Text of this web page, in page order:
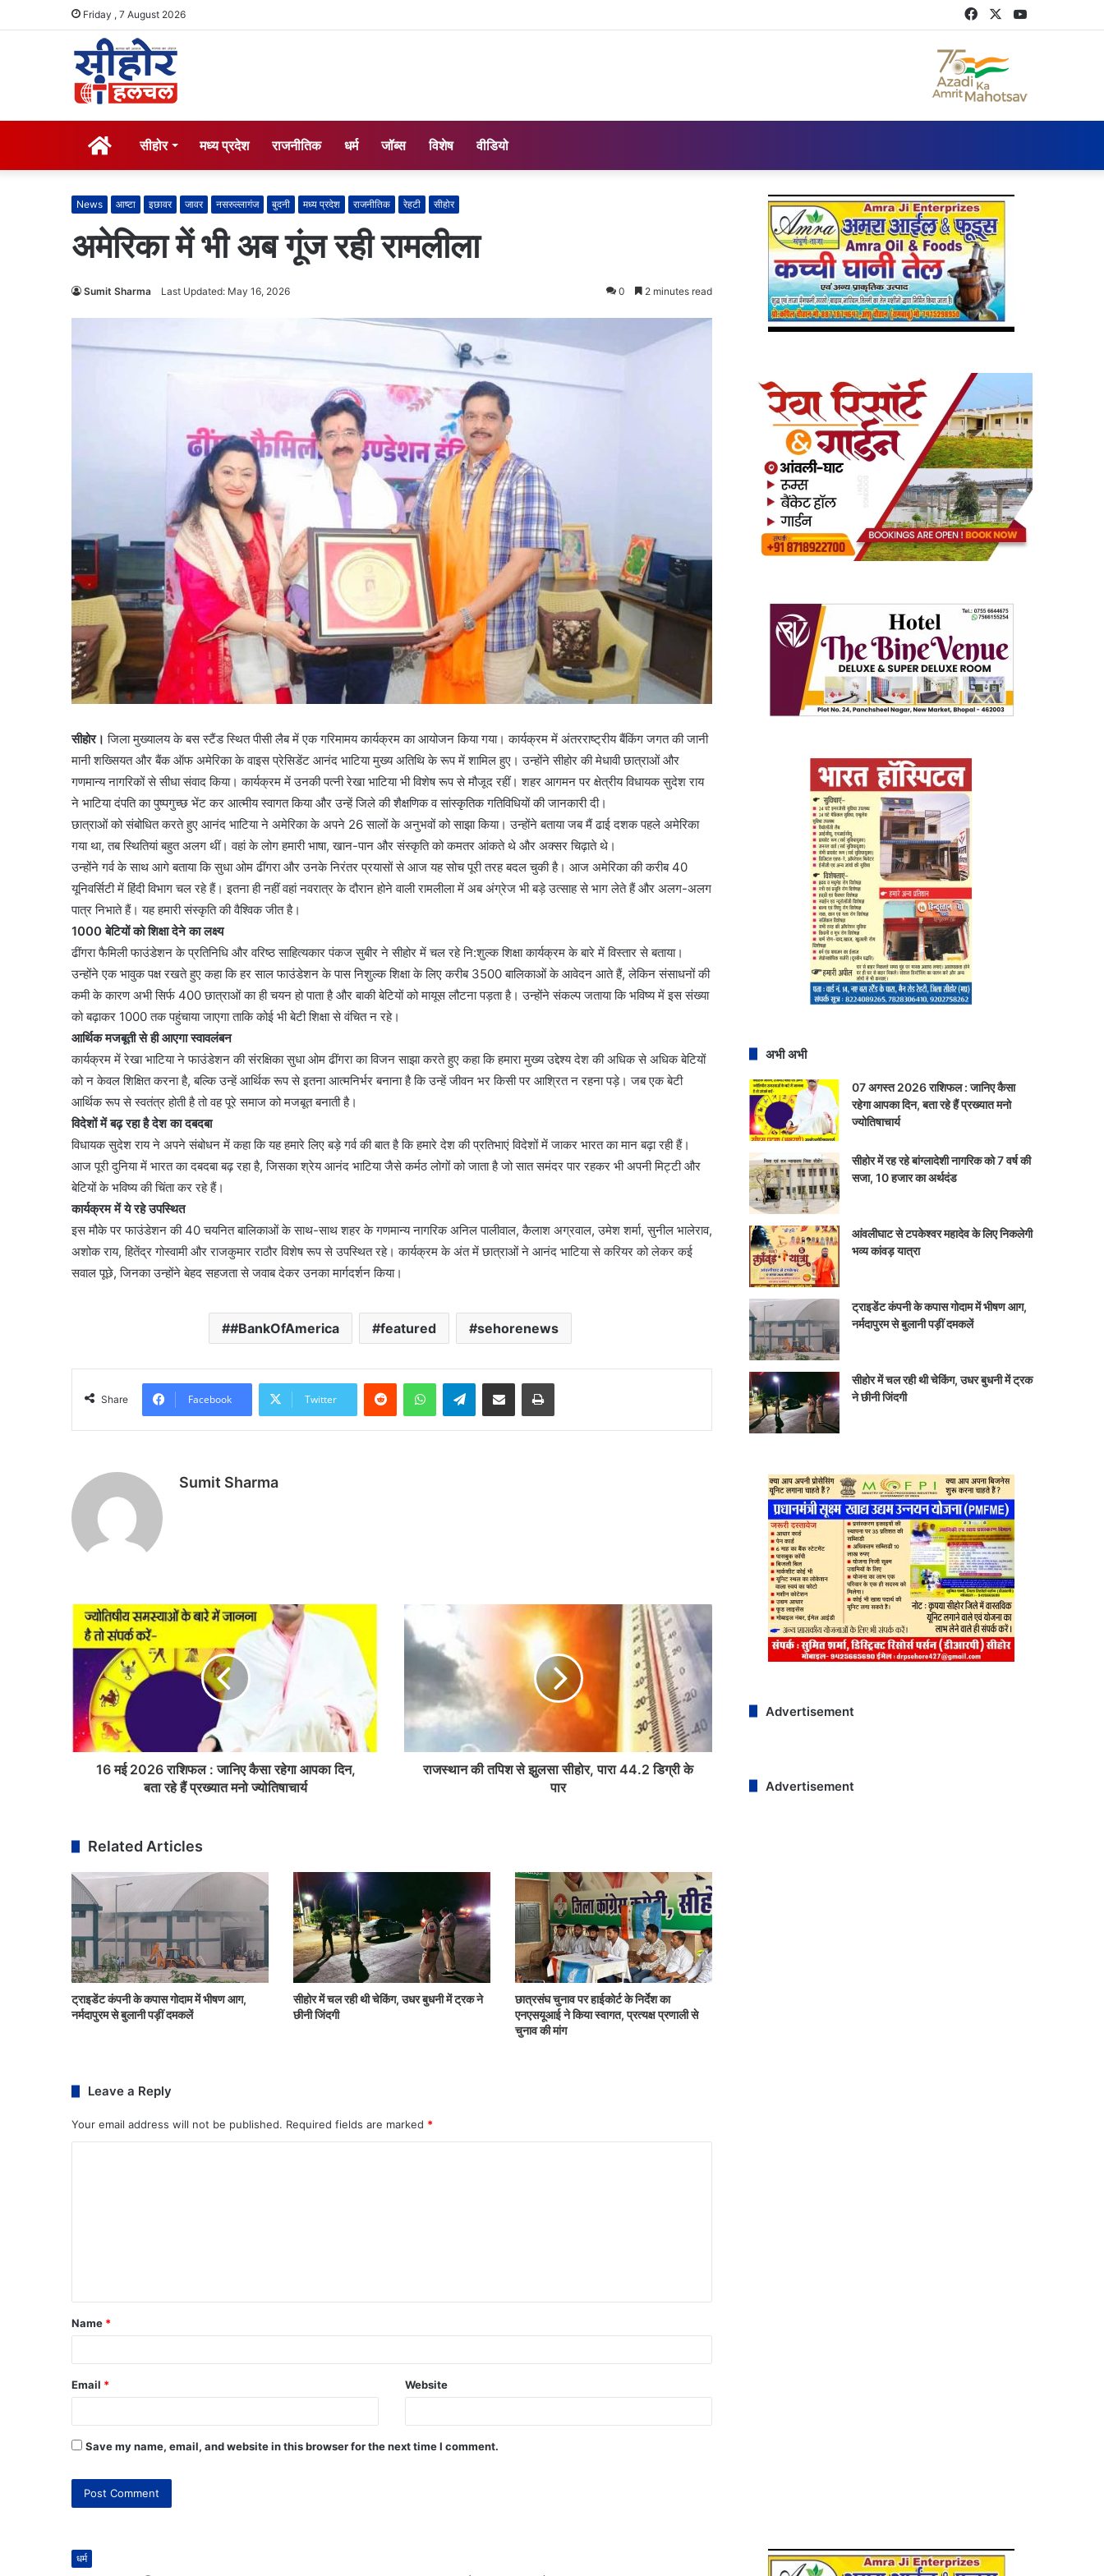
Friday , 7 August 2026 Twitter
Facebook
सीहोर मध्य प्रदेश राजनीतिक धर्म जॉब्स विशेष वीडियो
News आष्टा इछावर जावर नसरुल्लागंज बुदनी मध्य प्रदेश राजनीतिक रेहटी सीहोर
अमेरिका में भी अब गूंज रही रामलीला
Sumit Sharma Last Updated: May 16, 2026 0 2 minutes read
सीहोर। जिला मुख्यालय के बस स्टैंड स्थित पीसी लैब में एक गरिमामय कार्यक्रम का आयोजन किया गया। कार्यक्रम में अंतरराष्ट्रीय बैंकिंग जगत की जानी
मानी शख्सियत और बैंक ऑफ अमेरिका के वाइस प्रेसिडेंट आनंद भाटिया मुख्य अतिथि के रूप में शामिल हुए। उन्होंने सीहोर की मेधावी छात्राओं और
गणमान्य नागरिकों से सीधा संवाद किया। कार्यक्रम में उनकी पत्नी रेखा भाटिया भी विशेष रूप से मौजूद रहीं। शहर आगमन पर क्षेत्रीय विधायक सुदेश राय
ने भाटिया दंपति का पुष्पगुच्छ भेंट कर आत्मीय स्वागत किया और उन्हें जिले की शैक्षणिक व सांस्कृतिक गतिविधियों की जानकारी दी।
छात्राओं को संबोधित करते हुए आनंद भाटिया ने अमेरिका के अपने 26 सालों के अनुभवों को साझा किया। उन्होंने बताया जब मैं ढाई दशक पहले अमेरिका
गया था, तब स्थितियां बहुत अलग थीं। वहां के लोग हमारी भाषा, खान-पान और संस्कृति को कमतर आंकते थे और अक्सर चिढ़ाते थे।
उन्होंने गर्व के साथ आगे बताया कि सुधा ओम ढींगरा और उनके निरंतर प्रयासों से आज यह सोच पूरी तरह बदल चुकी है। आज अमेरिका की करीब 40
यूनिवर्सिटी में हिंदी विभाग चल रहे हैं। इतना ही नहीं वहां नवरात्र के दौरान होने वाली रामलीला में अब अंग्रेज भी बड़े उत्साह से भाग लेते हैं और अलग-अलग
पात्र निभाते हैं। यह हमारी संस्कृति की वैश्विक जीत है।
1000 बेटियों को शिक्षा देने का लक्ष्य
ढींगरा फैमिली फाउंडेशन के प्रतिनिधि और वरिष्ठ साहित्यकार पंकज सुबीर ने सीहोर में चल रहे नि:शुल्क शिक्षा कार्यक्रम के बारे में विस्तार से बताया।
उन्होंने एक भावुक पक्ष रखते हुए कहा कि हर साल फाउंडेशन के पास निशुल्क शिक्षा के लिए करीब 3500 बालिकाओं के आवेदन आते हैं, लेकिन संसाधनों की
कमी के कारण अभी सिर्फ 400 छात्राओं का ही चयन हो पाता है और बाकी बेटियों को मायूस लौटना पड़ता है। उन्होंने संकल्प जताया कि भविष्य में इस संख्या
को बढ़ाकर 1000 तक पहुंचाया जाएगा ताकि कोई भी बेटी शिक्षा से वंचित न रहे।
आर्थिक मजबूती से ही आएगा स्वावलंबन
कार्यक्रम में रेखा भाटिया ने फाउंडेशन की संरक्षिका सुधा ओम ढींगरा का विजन साझा करते हुए कहा कि हमारा मुख्य उद्देश्य देश की अधिक से अधिक बेटियों
को न केवल शिक्षित करना है, बल्कि उन्हें आर्थिक रूप से इतना आत्मनिर्भर बनाना है कि उन्हें जीवन भर किसी पर आश्रित न रहना पड़े। जब एक बेटी
आर्थिक रूप से स्वतंत्र होती है तो वह पूरे समाज को मजबूत बनाती है।
विदेशों में बढ़ रहा है देश का दबदबा
विधायक सुदेश राय ने अपने संबोधन में कहा कि यह हमारे लिए बड़े गर्व की बात है कि हमारे देश की प्रतिभाएं विदेशों में जाकर भारत का मान बढ़ा रही हैं।
आज पूरी दुनिया में भारत का दबदबा बढ़ रहा है, जिसका श्रेय आनंद भाटिया जैसे कर्मठ लोगों को जाता है जो सात समंदर पार रहकर भी अपनी मिट्टी और
बेटियों के भविष्य की चिंता कर रहे हैं।
कार्यक्रम में ये रहे उपस्थित
इस मौके पर फाउंडेशन की 40 चयनित बालिकाओं के साथ-साथ शहर के गणमान्य नागरिक अनिल पालीवाल, कैलाश अग्रवाल, उमेश शर्मा, सुनील भालेराव,
अशोक राय, हितेंद्र गोस्वामी और राजकुमार राठौर विशेष रूप से उपस्थित रहे। कार्यक्रम के अंत में छात्राओं ने आनंद भाटिया से करियर को लेकर कई
सवाल पूछे, जिनका उन्होंने बेहद सहजता से जवाब देकर उनका मार्गदर्शन किया।
#BankOfAmerica featured sehorenews
Share Facebook Twitter
Telegram
Sumit Sharma
16 मई 2026 राशिफल : जानिए कैसा रहेगा आपका दिन,
बता रहे हैं प्रख्यात मनो ज्योतिषाचार्य
राजस्थान की तपिश से झुलसा सीहोर, पारा 44.2 डिग्री के
पार
Related Articles
ट्राइडेंट कंपनी के कपास गोदाम में भीषण आग,
नर्मदापुरम से बुलानी पड़ीं दमकलें
सीहोर में चल रही थी चेकिंग, उधर बुधनी में ट्रक ने
छीनी जिंदगी
छात्रसंघ चुनाव पर हाईकोर्ट के निर्देश का
एनएसयूआई ने किया स्वागत, प्रत्यक्ष प्रणाली से
चुनाव की मांग
Leave a Reply
Your email address will not be published. Required fields are marked *
Name *
Email * Website
Save my name, email, and website in this browser for the next time I comment.
अभी अभी
07 अगस्त 2026 राशिफल : जानिए कैसा
रहेगा आपका दिन, बता रहे हैं प्रख्यात मनो
ज्योतिषाचार्य
सीहोर में रह रहे बांग्लादेशी नागरिक को 7 वर्ष की
सजा, 10 हजार का अर्थदंड
आंवलीघाट से टपकेश्वर महादेव के लिए निकलेगी
भव्य कांवड़ यात्रा
ट्राइडेंट कंपनी के कपास गोदाम में भीषण आग,
नर्मदापुरम से बुलानी पड़ीं दमकलें
सीहोर में चल रही थी चेकिंग, उधर बुधनी में ट्रक
ने छीनी जिंदगी
Advertisement
Advertisement